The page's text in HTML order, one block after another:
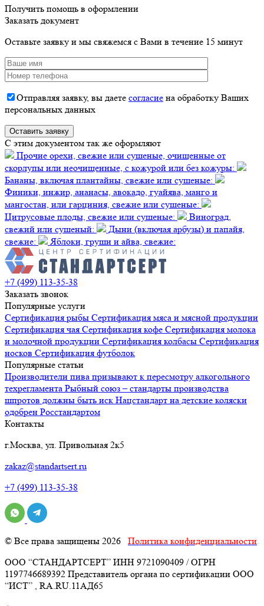
Получить помощь в оформлении
Заказать документ
Оставьте заявку и мы свяжемся с Вами в течение 15 минут
Отправляя заявку, вы даете согласие на обработку Ваших
персональных данных
C этим документом так же оформляют
Прочие орехи, свежие или сушеные, очищенные от
скорлупы или неочищенные, с кожурой или без кожуры:
Бананы, включая плантайны, свежие или сушеные:
Финики, инжир, ананасы, авокадо, гуайява, манго и
мангостан, или гарциния, свежие или сушеные:
Цитрусовые плоды, свежие или сушеные:
Виноград,
свежий или сушеный:
Дыни (включая арбузы) и папайя,
свежие:
Яблоки, груши и айва, свежие:
+7 (499) 113-35-38
Заказать звонок
Популярные услуги
Сертификация рыбы Сертификация мяса и мясной продукции
Сертификация чая Сертификация кофе Сертификация молока
и молочной продукции Сертификация колбасы Сертификация
носков Сертификация футболок
Популярные статьи
Производители пива призывают к пересмотру алкогольного
техрегламента Рыбный союз – стандарты производства
шпротов должны быть иск Нацстандарт на детские коляски
одобрен Росстандартом
Контакты
г.Москва, ул. Привольная 2к5
zakaz@standartsert.ru
+7 (499) 113-35-38
© Все права защищены 2026 Политика конфиденциальности
ООО “СТАНДАРТСЕРТ” ИНН 9721090409 / ОГРН
1197746689392 Представитель органа по сертификации ООО
“ИСТ” , RA.RU.11АД65